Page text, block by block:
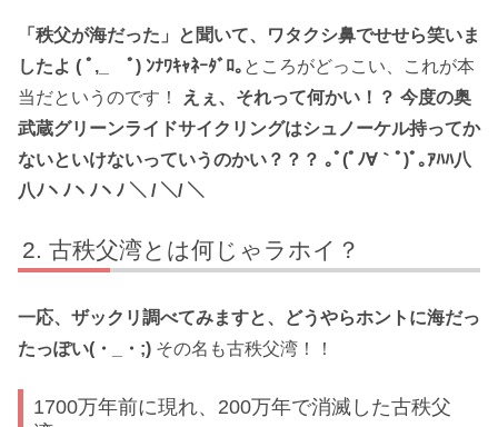
「秩父が海だった」と聞いて、ワタクシ鼻でせせら笑いま
したよ ( ﾟ,_ゝﾟ) ﾝﾅﾜｷｬﾈｰﾀﾞﾛ｡ ところがどっこい、これが本
当だというのです！
えぇ、それって何かい！？ 今度の奥
武蔵グリーンライドサイクリングはシュノーケル持ってか
ないといけないっていうのかい？？？ ｡ﾟ(ﾟﾉ∀｀ﾟ)ﾟ｡ｱﾊﾊ八
八ﾉヽﾉヽﾉヽﾉ ＼ / ＼/ ＼
古秩父湾とは何じゃラホイ？
一応、ザックリ調べてみますと、どうやらホントに海だっ
たっぽい(・_・;) その名も古秩父湾！！
1700万年前に現れ、200万年で消滅した古秩父